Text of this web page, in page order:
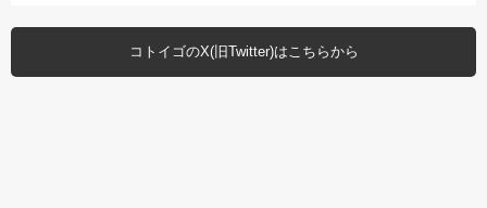
コトイゴのX(旧Twitter)はこちらから